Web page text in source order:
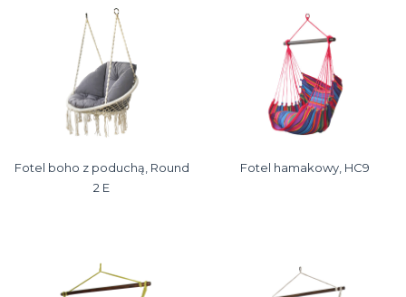
Fotel boho z poduchą, Round
2 E
Fotel hamakowy, HC9